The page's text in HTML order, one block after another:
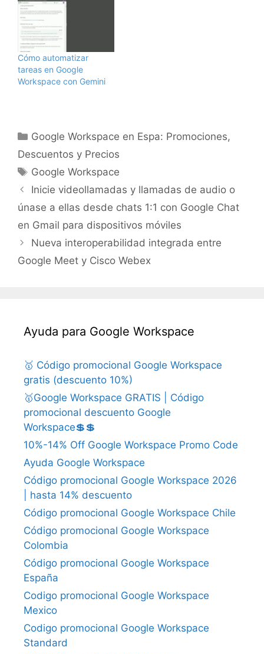
brindar una manera
sencilla de ver y
administrar todas las
tareas en un solo lugar.
Para continuar con esto,
ofreceremos una
experiencia de pantalla
completa en
Cómo automatizar
tareas en Google
Workspace con Gemini
Categorías
Google Workspace en Espa: Promociones,
Descuentos y Precios
Etiquetas
Google Workspace
Inicie videollamadas y llamadas de audio o
únase a ellas desde chats 1:1 con Google Chat
en Gmail para dispositivos móviles
Nueva interoperabilidad integrada entre
Google Meet y Cisco Webex
Ayuda para Google Workspace
🥇 Código promocional Google Workspace
gratis (descuento 10%)
🥇Google Workspace GRATIS | Código
promocional descuento Google
Workspace💲💲
10%-14% Off Google Workspace Promo Code
Ayuda Google Workspace
Código promocional Google Workspace 2026
| hasta 14% descuento
Código promocional Google Workspace Chile
Código promocional Google Workspace
Colombia
Código promocional Google Workspace
España
Codigo promocional Google Workspace
Mexico
Codigo promocional Google Workspace
Standard